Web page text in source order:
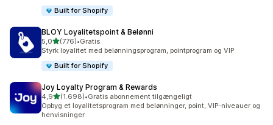
Built for Shopify
BLOY Loyalitetspoint & Belønni
5,0ud af 5 stjerner
(776)
776 anmeldelser i alt
•Gratis
Styrk loyalitet med belønningsprogram, pointprogram og VIP
Built for Shopify
Joy Loyalty Program & Rewards
4,9ud af 5 stjerner
(1.698)
1698 anmeldelser i alt
•Gratis abonnement tilgængeligt
Opbyg et loyalitetsprogram med belønninger, point, VIP-niveauer og
henvisninger